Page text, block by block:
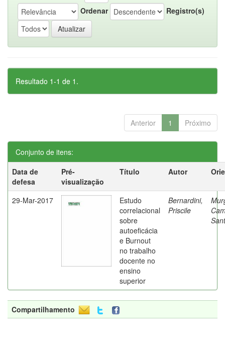
Ordenar
Registro(s)
Resultado 1-1 de 1.
Anterior 1 Próximo
Conjunto de itens:
Data de
defesa
Pré-
visualização
Título Autor
29-Mar-2017
Estudo
correlacional
sobre
autoeficácia
e Burnout
no trabalho
docente no
ensino
superior
Bernardini,
Priscile
Compartilhamento